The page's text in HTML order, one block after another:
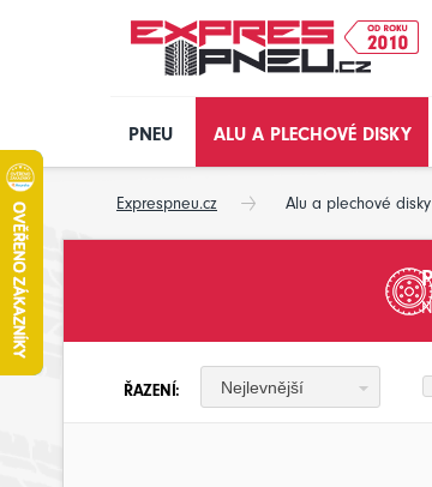
PNEU ALU A PLECHOVÉ DISKY
Exprespneu.cz Alu a plechové disky
ŘAZENÍ: Nejlevnější